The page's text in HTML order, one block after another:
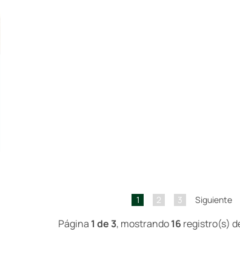
1 2 3 Siguiente
Página 1 de 3, mostrando16 registro(s)